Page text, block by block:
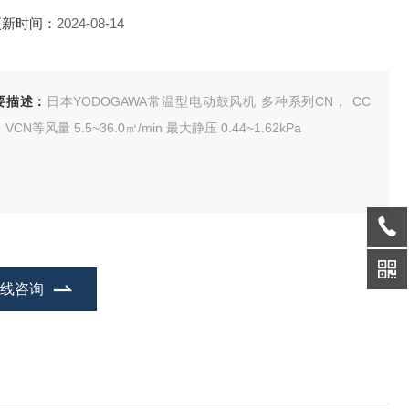
时间： 2024-08-14
描述： 日本YODOGAWA常温型电动鼓风机 多种系列CN， CC
N， VCN等风量 5.5~36.0㎥/min 最大静压 0.44~1.62kPa
咨询